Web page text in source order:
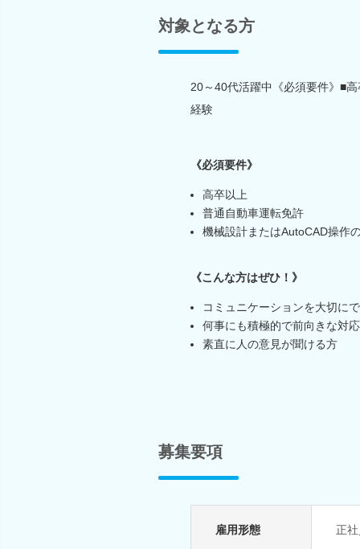
対象となる方
20～40代活躍中《必須要件》■
経験
《必須要件》
高卒以上
普通自動車運転免許
機械設計またはAutoCAD操作
《こんな方はぜひ！》
コミュニケーションを大切に
何事にも積極的で前向きな対
素直に人の意見が聞ける方
募集要項
雇用形態 正